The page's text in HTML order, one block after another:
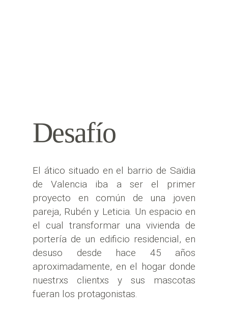
Desafío
El ático situado en el barrio de Saïdia
de Valencia iba a ser el primer
proyecto en común de una joven
pareja, Rubén y Leticia. Un espacio en
el cual transformar una vivienda de
portería de un edificio residencial, en
desuso desde hace 45 años
aproximadamente, en el hogar donde
nuestrxs clientxs y sus mascotas
fueran los protagonistas.